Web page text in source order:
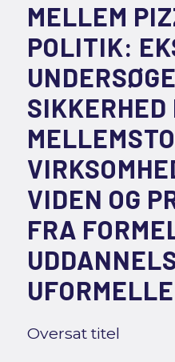
MELLEM
POLITIK:
SIKKERHED
VIDEN OG
FRA
Oversat titel